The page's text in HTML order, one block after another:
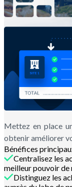
Mettez en place
obtenir améliorer
Bénéfices
Centralisez les
meilleur pouvoir
Distinguez les